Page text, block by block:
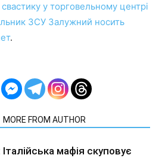
у торговельному центрі
ЗСУ Залужний носить
.
MORE FROM AUTHOR
мафія скуповує